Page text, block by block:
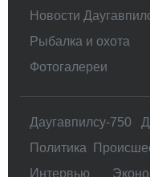
Новости
Рыбалка и охота
Фотогалереи
Даугавпилсу-750
Политика
Интервью